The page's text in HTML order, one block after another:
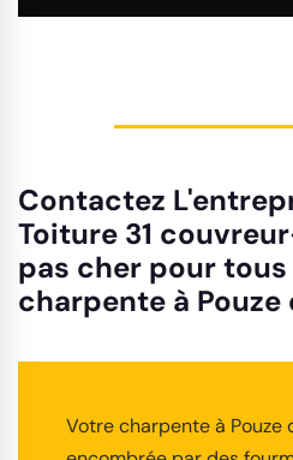
Contactez
Toiture 31
pas cher pour
charpente à Pouze
Votre charpente à Pouze